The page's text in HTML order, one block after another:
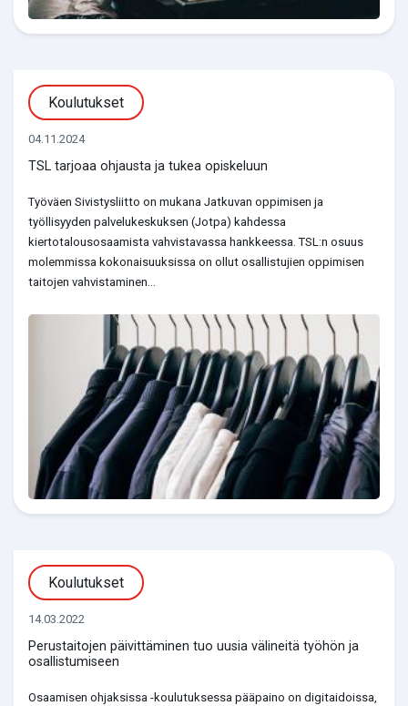
Koulutukset
04.11.2024
TSL tarjoaa ohjausta ja tukea opiskeluun
Työväen Sivistysliitto on mukana Jatkuvan oppimisen ja
työllisyyden palvelukeskuksen (Jotpa) kahdessa
kiertotalousosaamista vahvistavassa hankkeessa. TSL:n osuus
molemmissa kokonaisuuksissa on ollut osallistujien oppimisen
taitojen vahvistaminen...
Koulutukset
14.03.2022
Perustaitojen päivittäminen tuo uusia välineitä työhön ja
osallistumiseen
Osaamisen ohjaksissa -koulutuksessa pääpaino on digitaidoissa,